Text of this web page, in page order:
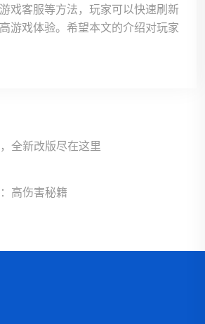
戏客服等方法，玩家可以快速刷新
游戏体验。希望本文的介绍对玩家
全新改版尽在这里
高伤害秘籍